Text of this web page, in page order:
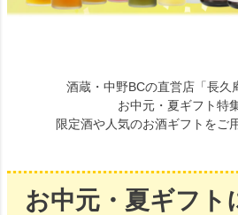
酒蔵・中野BCの直営店「長久
お中元・夏ギフト特
限定酒や人気のお酒ギフトをご
お中元・夏ギフト